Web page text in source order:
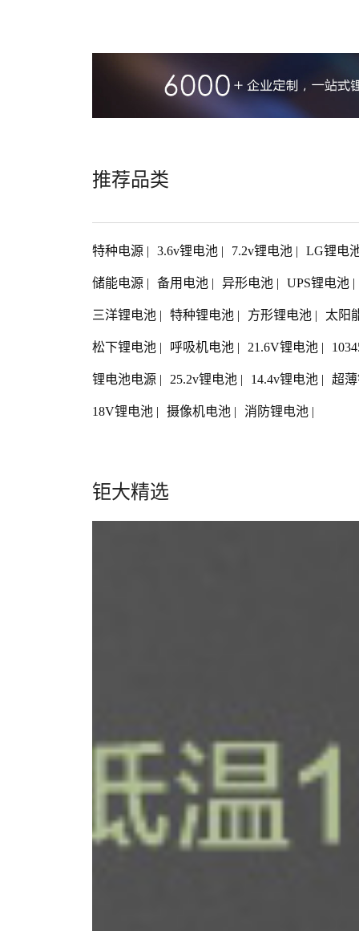
推荐品类
特种电源 | 3.6v锂电池 | 7.2v锂电池 | LG锂电
储能电源 | 备用电池 | 异形电池 | UPS锂电池 |
三洋锂电池 | 特种锂电池 | 方形锂电池 | 太阳
松下锂电池 | 呼吸机电池 | 21.6V锂电池 |
锂电池电源 | 25.2v锂电池 | 14.4v锂电池 | 超
18V锂电池 | 摄像机电池 | 消防锂电池 |
钜大精选